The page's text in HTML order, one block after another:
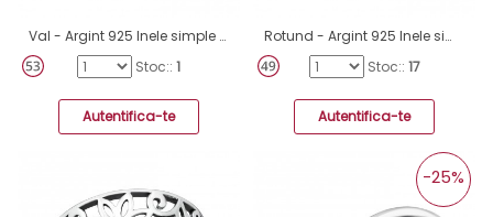
Val - Argint 925 Inele simple A4S40061
Stoc:: 1
Autentifica-te
Rotund - Argint 925 Inele simple A4S20773
Stoc:: 17
Autentifica-te
-25%